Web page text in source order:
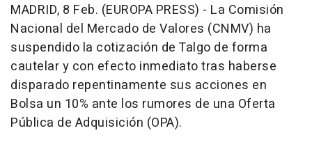
MADRID, 8 Feb. (EUROPA PRESS) - La Comisión
Nacional del Mercado de Valores (CNMV) ha
suspendido la cotización de Talgo de forma
cautelar y con efecto inmediato tras haberse
disparado repentinamente sus acciones en
Bolsa un 10% ante los rumores de una Oferta
Pública de Adquisición (OPA).